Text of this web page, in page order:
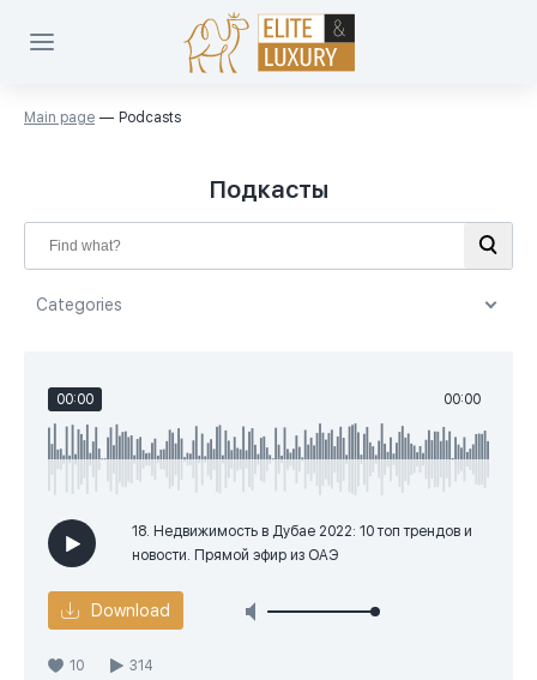
Main page Podcasts
Подкасты
Categories
Инвестиции в Дубай (8)
Законы ОАЭ (5)
Покупка недвижимости (4)
Вебинары (1)
00:00 00:00
18. Недвижимость в Дубае 2022: 10 топ трендов и
новости. Прямой эфир из ОАЭ
Download
10 314